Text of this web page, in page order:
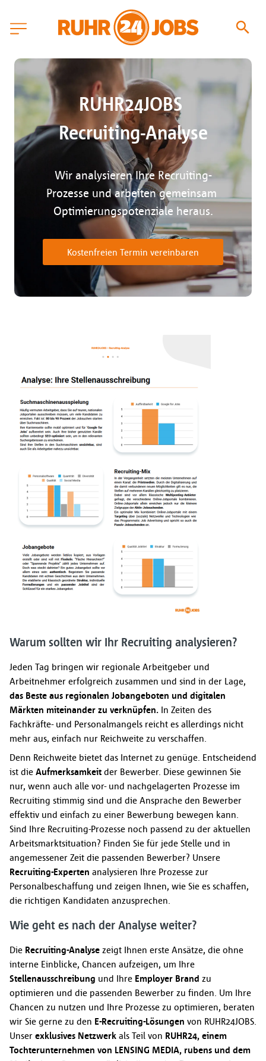
RUHR24JOBS
Recruiting-Analyse
Wir analysieren Ihre Recruiting-
Prozesse und arbeiten gemeinsam
Optimierungspotenziale heraus.
Kostenfreien Termin vereinbaren
Warum sollten wir Ihr Recruiting analysieren?
Jeden Tag bringen wir regionale Arbeitgeber und
Arbeitnehmer erfolgreich zusammen und sind in der Lage,
das Beste aus regionalen Jobangeboten und digitalen
Märkten miteinander zu verknüpfen. In Zeiten des
Fachkräfte- und Personalmangels reicht es allerdings nicht
mehr aus, einfach nur Reichweite zu verschaffen.
Denn Reichweite bietet das Internet zu genüge. Entscheidend
ist die Aufmerksamkeit der Bewerber. Diese gewinnen Sie
nur, wenn auch alle vor- und nachgelagerten Prozesse im
Recruiting stimmig sind und die Ansprache den Bewerber
effektiv und einfach zu einer Bewerbung bewegen kann.
Sind Ihre Recruiting-Prozesse noch passend zu der aktuellen
Arbeitsmarktsituation? Finden Sie für jede Stelle und in
angemessener Zeit die passenden Bewerber? Unsere
Recruiting-Experten analysieren Ihre Prozesse zur
Personalbeschaffung und zeigen Ihnen, wie Sie es schaffen,
die richtigen Kandidaten anzusprechen.
Wie geht es nach der Analyse weiter?
Die Recruiting-Analyse zeigt Ihnen erste Ansätze, die ohne
interne Einblicke, Chancen aufzeigen, um Ihre
Stellenausschreibung und Ihre Employer Brand zu
optimieren und die passenden Bewerber zu finden. Um Ihre
Chancen zu nutzen und Ihre Prozesse zu optimieren, beraten
wir Sie gerne zu den E-Recruiting-Lösungen von RUHR24JOBS.
Unser exklusives Netzwerk als Teil von RUHR24, einem
Tochterunternehmen von LENSING MEDIA, rubens und dem